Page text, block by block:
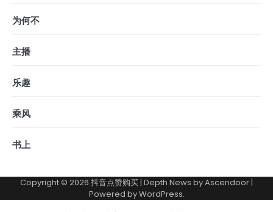
为何不
主播
乐趣
乘风
书上
Copyright © 2026 抖音点赞购买| Depth News byAscendoor|
Powered byWordPress.